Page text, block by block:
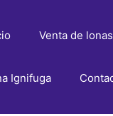
Venta de lonas
Ignifuga